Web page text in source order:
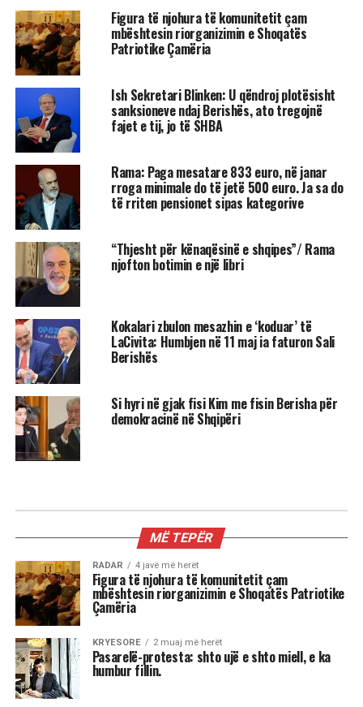
Figura të njohura të komunitetit çam
mbështesin riorganizimin e Shoqatës
Patriotike Çamëria
Ish Sekretari Blinken: U qëndroj plotësisht
sanksioneve ndaj Berishës, ato tregojnë
fajet e tij, jo të SHBA
Rama: Paga mesatare 833 euro, në janar
rroga minimale do të jetë 500 euro. Ja sa do
të rriten pensionet sipas kategorive
“Thjesht për kënaqësinë e shqipes”/ Rama
njofton botimin e një libri
Kokalari zbulon mesazhin e ‘koduar’ të
LaCivita: Humbjen në 11 maj ia faturon Sali
Berishës
Si hyri në gjak fisi Kim me fisin Berisha për
demokracinë në Shqipëri
Ish Sekretari Blinken: U qëndroj
plotësisht sanksioneve ndaj
Berishës, ato tregojnë fajet e tij, jo
të SHBA